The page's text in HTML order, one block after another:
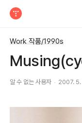
Work 작품/1990s
알 수 없는 사용자 2007.